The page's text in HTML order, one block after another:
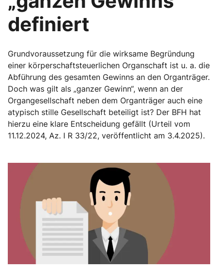
definiert
Grundvoraussetzung für die wirksame Begründung
einer körperschaftsteuerlichen Organschaft ist u. a. die
Abführung des gesamten Gewinns an den Organträger.
Doch was gilt als „ganzer Gewinn“, wenn an der
Organgesellschaft neben dem Organträger auch eine
atypisch stille Gesellschaft beteiligt ist? Der BFH hat
hierzu eine klare Entscheidung gefällt (Urteil vom
11.12.2024, Az. I R 33/22, veröffentlicht am 3.4.2025).